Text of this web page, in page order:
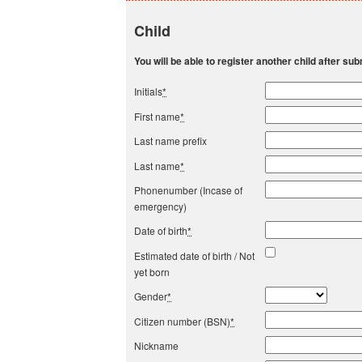
Child
You will be able to register another child after
Initials*
First name*
Last name prefix
Last name*
Phonenumber (Incase of
emergency)
Date of birth*
Estimated date of birth / Not
yet born
Gender*
Citizen number (BSN)*
Nickname